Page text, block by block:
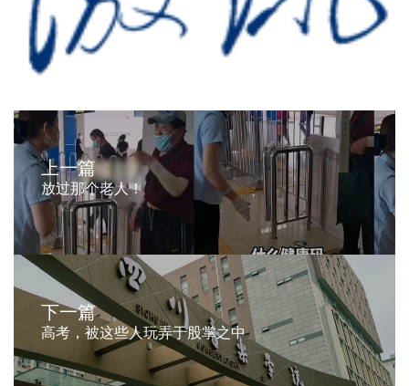
上一篇
放过那个老人！
下一篇
高考，被这些人玩弄于股掌之中